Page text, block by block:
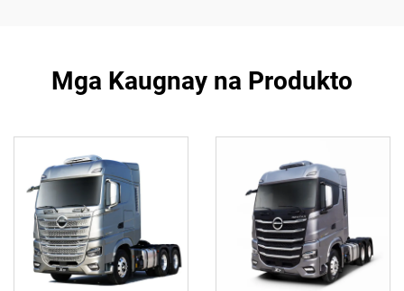
Mga Kaugnay na Produkto